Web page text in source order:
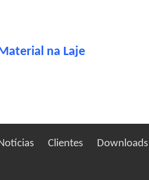
na Laje
Clientes Downloads